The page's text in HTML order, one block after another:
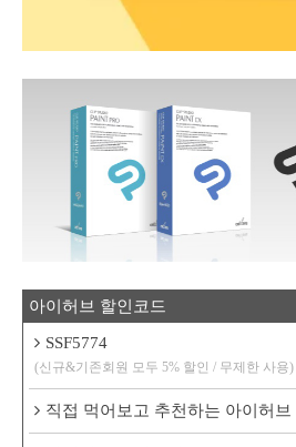
아이허브 할인코드
SSF5774
(신규&기존회원 모두 5% 할인 / 무제한 사용)
직접 먹어보고 추천하는 아이허브